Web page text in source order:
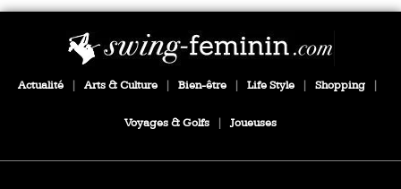
Actualité | Arts & Culture | Bien-être | Life Style | Shopping |
Voyages & Golfs | Joueuses